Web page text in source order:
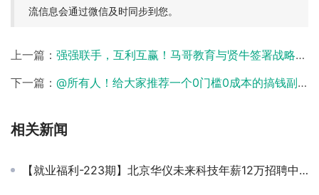
流信息会通过微信及时同步到您。
上一篇： 强强联手，互利互赢！马哥教育与贤牛签署战略合作协议，共建IT服务新生态！
下一篇： @所有人！给大家推荐一个0门槛0成本的搞钱副业！
相关新闻
【就业福利-223期】北京华仪未来科技年薪12万招聘中级运维工程师